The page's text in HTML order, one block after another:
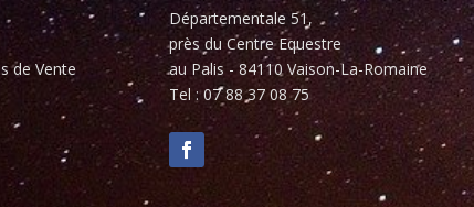
de Vente
Départementale 51,
près du Centre Equestre
au Palis - 84110 Vaison-La-Romaine
Tel : 07 88 37 08 75